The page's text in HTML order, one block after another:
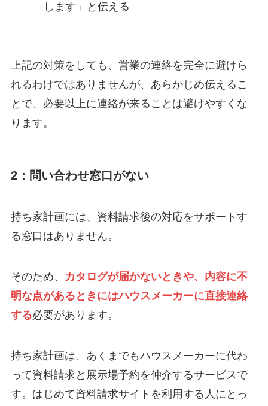
します」と伝える
上記の対策をしても、営業の連絡を完全に避けら
れるわけではありませんが、あらかじめ伝えるこ
とで、必要以上に連絡が来ることは避けやすくな
ります。
2：問い合わせ窓口がない
持ち家計画には、資料請求後の対応をサポートす
る窓口はありません。
そのため、
カタログが届かないときや、内容に不
明な点があるときにはハウスメーカーに直接連絡
する必要があります。
持ち家計画は、あくまでもハウスメーカーに代わ
って資料請求と展示場予約を仲介するサービスで
す。はじめて資料請求サイトを利用する人にとっ